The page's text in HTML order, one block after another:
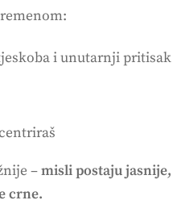
i unutarnji pritisak
–misli postaju jasnije,
crne.